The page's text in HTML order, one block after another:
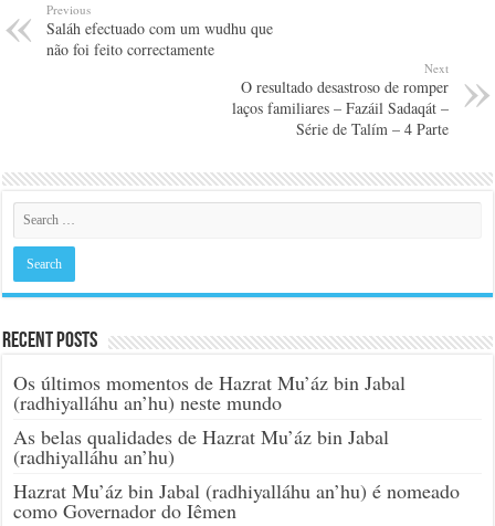
Previous
Saláh efectuado com um wudhu que
não foi feito correctamente
Next
O resultado desastroso de romper
laços familiares – Fazáil Sadaqát –
Série de Talím – 4 Parte
Recent Posts
Os últimos momentos de Hazrat Mu’áz bin Jabal
(radhiyalláhu an’hu) neste mundo
As belas qualidades de Hazrat Mu’áz bin Jabal
(radhiyalláhu an’hu)
Hazrat Mu’áz bin Jabal (radhiyalláhu an’hu) é nomeado
como Governador do Iêmen